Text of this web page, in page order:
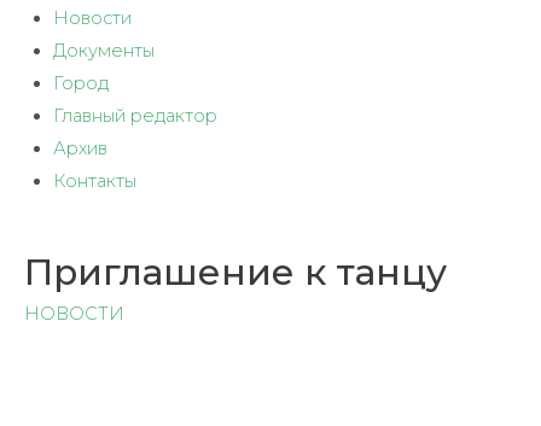
Новости
Документы
Город
Главный редактор
Архив
Контакты
Приглашение к танцу
НОВОСТИ